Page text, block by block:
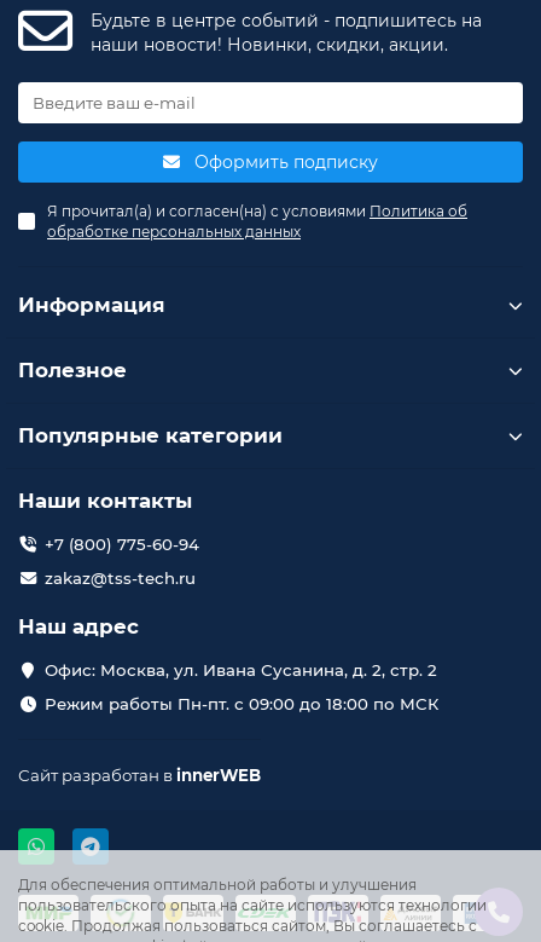
Для обеспечения оптимальной работы и улучшения
пользовательского опыта на сайте используются технологии
cookie. Продолжая пользоваться сайтом, Вы соглашаетесь с
Будьте в центре событий - подпишитесь на
наши новости! Новинки, скидки, акции.
Оформить подписку
Я прочитал(а) и согласен(на) с условиями Политика об
обработке персональных данных
Информация
Полезное
Популярные категории
Наши контакты
+7 (800) 775-60-94
zakaz@tss-tech.ru
Наш адрес
Офис: Москва, ул. Ивана Сусанина, д. 2, стр. 2
Режим работы Пн-пт. с 09:00 до 18:00 по МСК
Сайт разработан вinnerWEB